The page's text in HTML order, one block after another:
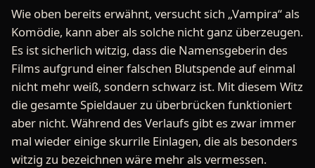
Wie oben bereits erwähnt, versucht sich „Vampira“ als
Komödie, kann aber als solche nicht ganz überzeugen.
Es ist sicherlich witzig, dass die Namensgeberin des
Films aufgrund einer falschen Blutspende auf einmal
nicht mehr weiß, sondern schwarz ist. Mit diesem Witz
die gesamte Spieldauer zu überbrücken funktioniert
aber nicht. Während des Verlaufs gibt es zwar immer
mal wieder einige skurrile Einlagen, die als besonders
witzig zu bezeichnen wäre mehr als vermessen.